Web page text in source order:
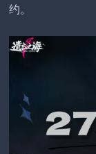
约。